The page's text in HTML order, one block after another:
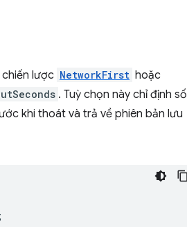
lược NetworkFirst hoặc
. Tuỳ chọn này chỉ định số
khi thoát và trả về phiên bản lưu
;